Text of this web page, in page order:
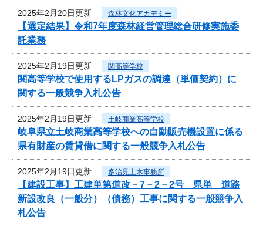
2025年2月20日更新 森林文化アカデミー
【選定結果】令和7年度森林経営管理総合研修実施委
託業務
2025年2月19日更新 関高等学校
関高等学校で使用するLPガスの調達（単価契約）に
関する一般競争入札公告
2025年2月19日更新 土岐商業高等学校
岐阜県立土岐商業高等学校への自動販売機設置に係る
県有財産の賃貸借に関する一般競争入札公告
2025年2月19日更新 多治見土木事務所
【建設工事】工建単第道改－7－2－2号 県単 道路
新設改良（一般分）（債務）工事に関する一般競争入
札公告